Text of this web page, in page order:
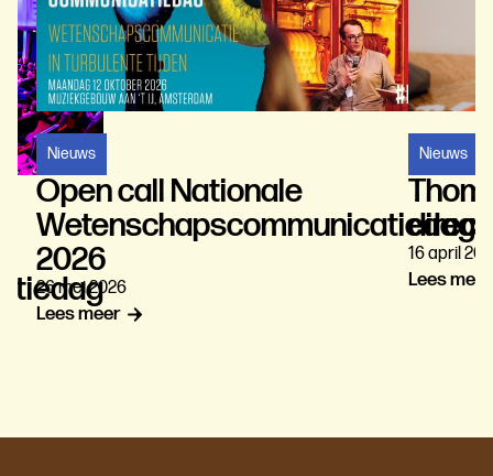
Nieuws
Open call Nationale
Wetenschapscommunicatiedag
2026
26 mei 2026
Lees meer
Nieuws
16 april 2026
Lees meer